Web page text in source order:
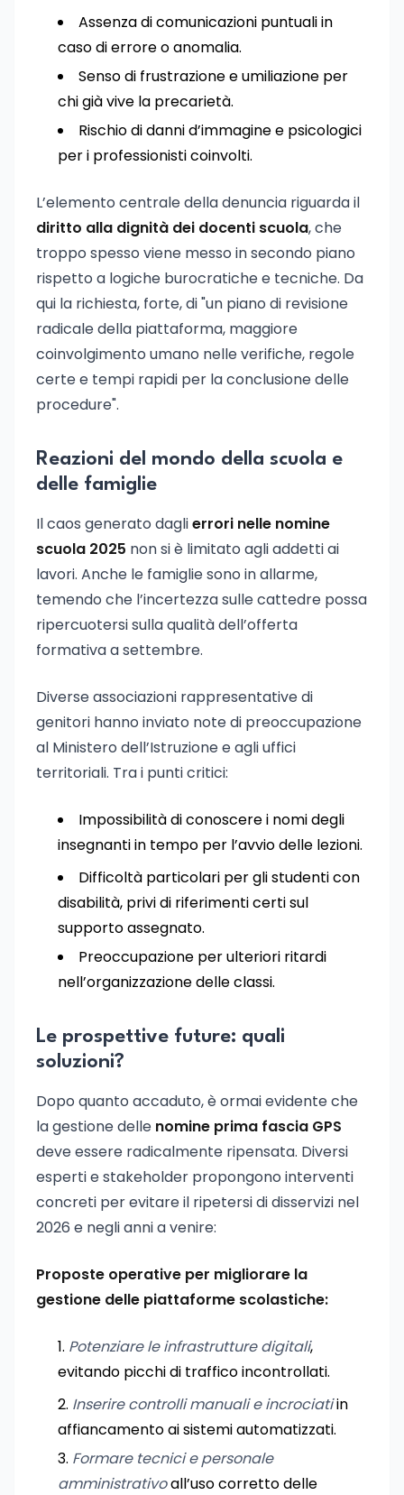
Assenza di comunicazioni puntuali in
caso di errore o anomalia.
Senso di frustrazione e umiliazione per
chi già vive la precarietà.
Rischio di danni d’immagine e psicologici
per i professionisti coinvolti.
L’elemento centrale della denuncia riguarda il
diritto alla dignità dei docenti scuola, che
troppo spesso viene messo in secondo piano
rispetto a logiche burocratiche e tecniche. Da
qui la richiesta, forte, di "un piano di revisione
radicale della piattaforma, maggiore
coinvolgimento umano nelle verifiche, regole
certe e tempi rapidi per la conclusione delle
procedure".
Reazioni del mondo della scuola e
delle famiglie
Il caos generato daglierrori nelle nomine
scuola 2025 non si è limitato agli addetti ai
lavori. Anche le famiglie sono in allarme,
temendo che l’incertezza sulle cattedre possa
ripercuotersi sulla qualità dell’offerta
formativa a settembre.
Diverse associazioni rappresentative di
genitori hanno inviato note di preoccupazione
al Ministero dell’Istruzione e agli uffici
territoriali. Tra i punti critici:
Impossibilità di conoscere i nomi degli
insegnanti in tempo per l’avvio delle lezioni.
Difficoltà particolari per gli studenti con
disabilità, privi di riferimenti certi sul
supporto assegnato.
Preoccupazione per ulteriori ritardi
nell’organizzazione delle classi.
Le prospettive future: quali
soluzioni?
Dopo quanto accaduto, è ormai evidente che
la gestione delle nomine prima fascia GPS
deve essere radicalmente ripensata. Diversi
esperti e stakeholder propongono interventi
concreti per evitare il ripetersi di disservizi nel
2026 e negli anni a venire:
Proposte operative per migliorare la
gestione delle piattaforme scolastiche:
Potenziare le infrastrutture digitali,
evitando picchi di traffico incontrollati.
Inserire controlli manuali e incrociatiin
affiancamento ai sistemi automatizzati.
Formare tecnici e personale
amministrativoall’uso corretto delle